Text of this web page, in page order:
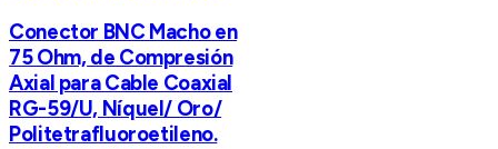
Conector BNC Macho en
75 Ohm, de Compresión
Axial para Cable Coaxial
RG-59/U, Níquel/ Oro/
Politetrafluoroetileno.